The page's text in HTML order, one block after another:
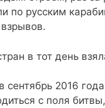
по русским
в тот день
сентябрь 2016
с поля